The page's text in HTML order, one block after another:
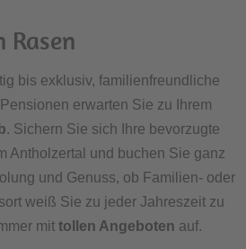
bis exklusiv, familienfreundliche
erwarten Sie zu Ihrem
. Sichern Sie sich Ihre bevorzugte
Antholzertal und buchen Sie ganz
und Genuss, ob Familien- oder
weiß Sie zu jeder Jahreszeit zu
mit tollen Angeboten auf.